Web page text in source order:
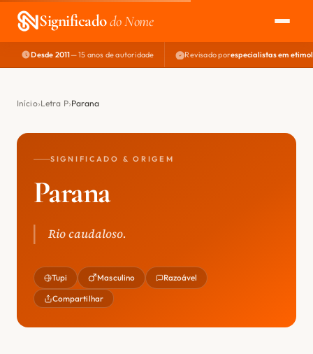
Significadodo Nome
EXPLORAR
NOME PERFEITO
Desde 2011— 15 anos de autoridade Revisado porespecialistas em
Início Letra P Parana
SIGNIFICADO & ORIGEM
Parana
Rio caudaloso.
Tupi Masculino Razoável
Compartilhar